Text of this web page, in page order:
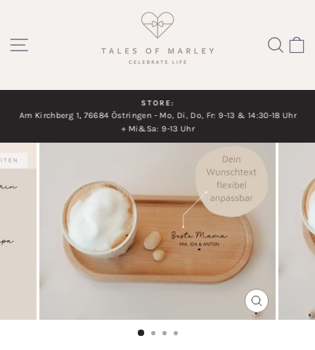
Inhalt
SEITENNAVIGATION
Diashow
STORE:
Am Kirchberg 1, 76684 Östringen - Mo, Di, Do, Fr: 9-13 & 14:30-18 Uhr
+ Mi&Sa: 9-13 Uhr
ESC)